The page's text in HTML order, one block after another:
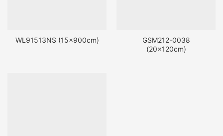
WL91513NS (15x900cm)
GSM212-0038
(20x120cm)